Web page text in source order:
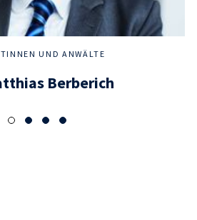
UND ANWÄLTE
Berberich